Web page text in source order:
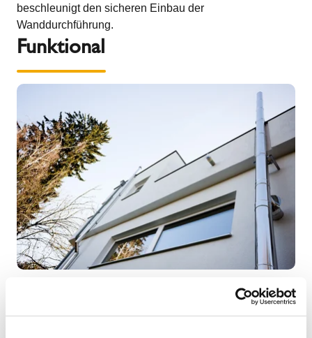
beschleunigt den sicheren Einbau der
Wanddurchführung.
Funktional
Die Wanddurchführung IGNIS PROTECT ULTRA
besteht aus spezieller Mineralwolle (Rohdichte 120